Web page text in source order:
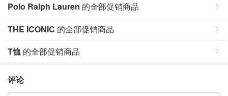
Polo Ralph Lauren 的全部促销商品
THE ICONIC 的全部促销商品
T恤 的全部促销商品
评论